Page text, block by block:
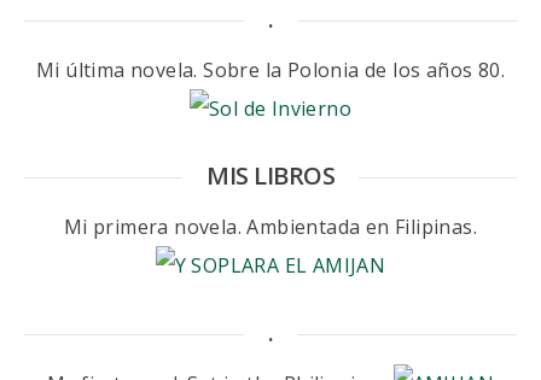
.
Mi última novela. Sobre la Polonia de los años 80.
MIS LIBROS
Mi primera novela. Ambientada en Filipinas.
.